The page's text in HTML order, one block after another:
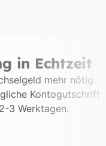
in Echtzeit
mehr nötig.
Kontogutschrift
3 Werktagen.